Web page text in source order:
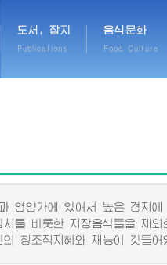
도서, 잡지
Publications
음식문화
Food Culture
영양가에 있어서 높은 경지에
를 비롯한 저장음식들을 제외
창조적지혜와 재능이 깃들어